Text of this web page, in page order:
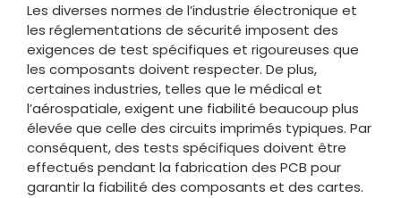
Les diverses normes de l’industrie électronique et
les réglementations de sécurité imposent des
exigences de test spécifiques et rigoureuses que
les composants doivent respecter. De plus,
certaines industries, telles que le médical et
l’aérospatiale, exigent une fiabilité beaucoup plus
élevée que celle des circuits imprimés typiques. Par
conséquent, des tests spécifiques doivent être
effectués pendant la fabrication des PCB pour
garantir la fiabilité des composants et des cartes.